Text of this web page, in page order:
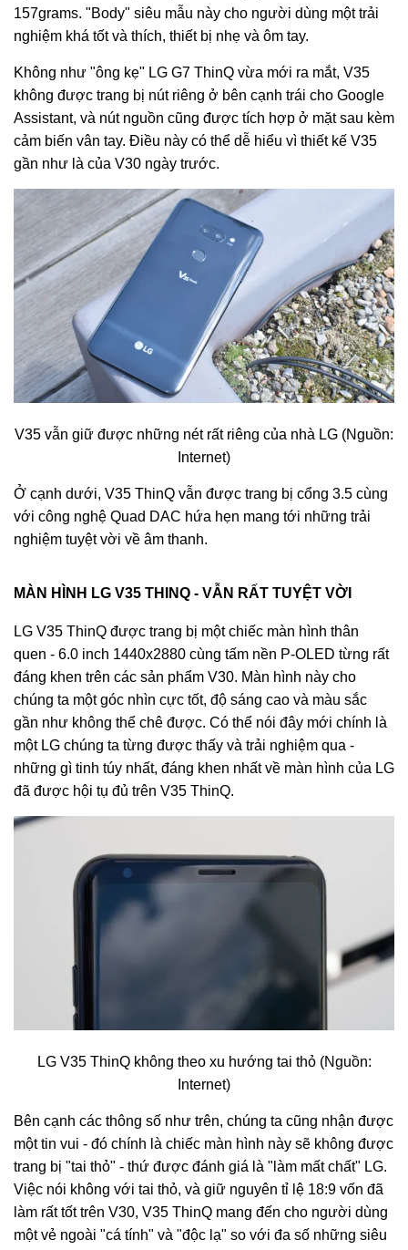
157grams. "Body" siêu mẫu này cho người dùng một trải
nghiệm khá tốt và thích, thiết bị nhẹ và ôm tay.
Không như "ông kẹ" LG G7 ThinQ vừa mới ra mắt, V35
không được trang bị nút riêng ở bên cạnh trái cho Google
Assistant, và nút nguồn cũng được tích hợp ở mặt sau kèm
cảm biến vân tay. Điều này có thể dễ hiểu vì thiết kế V35
gần như là của V30 ngày trước.
V35 vẫn giữ được những nét rất riêng của nhà LG (Nguồn:
Internet)
Ở cạnh dưới, V35 ThinQ vẫn được trang bị cổng 3.5 cùng
với công nghệ Quad DAC hứa hẹn mang tới những trải
nghiệm tuyệt vời về âm thanh.
MÀN HÌNH LG V35 THINQ - VẪN RẤT TUYỆT VỜI
LG V35 ThinQ được trang bị một chiếc màn hình thân
quen - 6.0 inch 1440x2880 cùng tấm nền P-OLED từng rất
đáng khen trên các sản phẩm V30. Màn hình này cho
chúng ta một góc nhìn cực tốt, độ sáng cao và màu sắc
gần như không thể chê được. Có thể nói đây mới chính là
một LG chúng ta từng được thấy và trải nghiệm qua -
những gì tinh túy nhất, đáng khen nhất về màn hình của LG
đã được hội tụ đủ trên V35 ThinQ.
LG V35 ThinQ không theo xu hướng tai thỏ (Nguồn:
Internet)
Bên cạnh các thông số như trên, chúng ta cũng nhận được
một tin vui - đó chính là chiếc màn hình này sẽ không được
trang bị "tai thỏ" - thứ được đánh giá là "làm mất chất" LG.
Việc nói không với tai thỏ, và giữ nguyên tỉ lệ 18:9 vốn đã
làm rất tốt trên V30, V35 ThinQ mang đến cho người dùng
một vẻ ngoài "cá tính" và "độc lạ" so với đa số những siêu